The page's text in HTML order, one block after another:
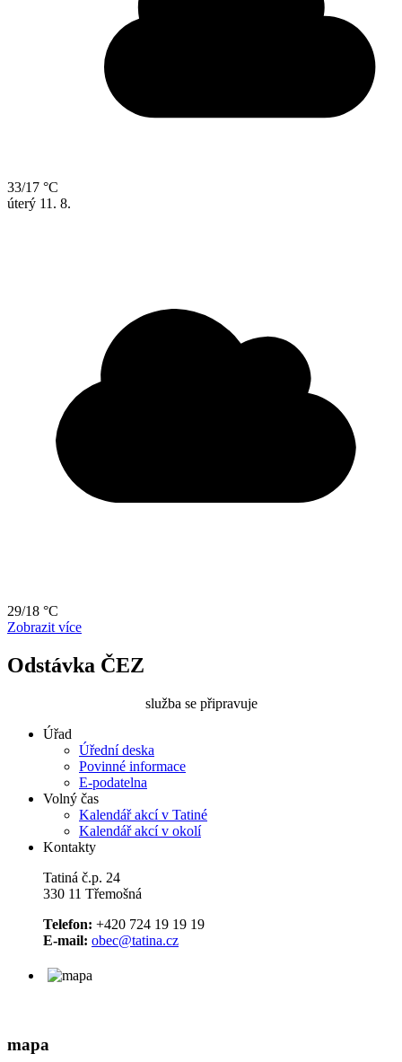
33/17 °C
úterý 11. 8.
29/18 °C
Zobrazit více
Odstávka ČEZ
služba se připravuje
Úřad
Úřední deska
Povinné informace
E-podatelna
Volný čas
Kalendář akcí v Tatiné
Kalendář akcí v okolí
Kontakty
Tatiná č.p. 24
330 11 Třemošná
Telefon: +420 724 19 19 19
E-mail: obec@tatina.cz
mapa